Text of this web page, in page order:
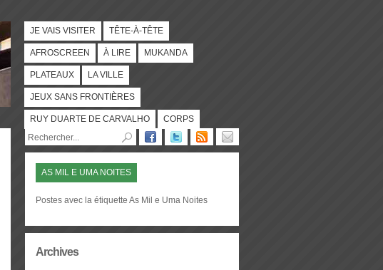
JE VAIS VISITER TÊTE-À-TÊTE
AFROSCREEN À LIRE MUKANDA
PLATEAUX LA VILLE
JEUX SANS FRONTIÈRES
RUY DUARTE DE CARVALHO CORPS
AS MIL E UMA NOITES
Postes avec la étiquette As Mil e Uma Noites
Archives